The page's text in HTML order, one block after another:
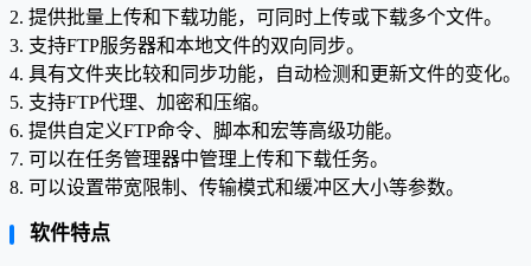
2. 提供批量上传和下载功能，可同时上传或下载多个文件。
3. 支持FTP服务器和本地文件的双向同步。
4. 具有文件夹比较和同步功能，自动检测和更新文件的变化。
5. 支持FTP代理、加密和压缩。
6. 提供自定义FTP命令、脚本和宏等高级功能。
7. 可以在任务管理器中管理上传和下载任务。
8. 可以设置带宽限制、传输模式和缓冲区大小等参数。
软件特点